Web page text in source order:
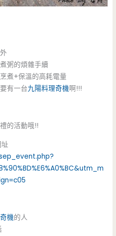
粥的煩雜手續
煮+保溫的高耗電量
有一台九陽料理奇機啊!!!
的活動哦!!
機的人